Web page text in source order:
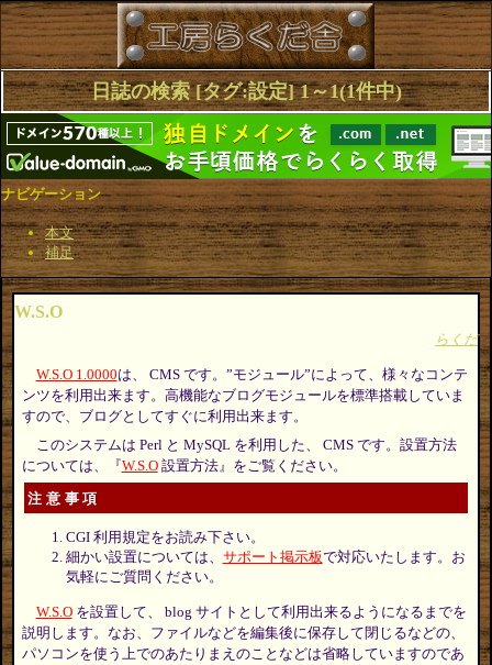
日誌の検索 [タグ:設定] 1～1(1件中)
ナビゲーション
本文
補足
W.S.O
らくだ
W.S.O 1.0000は、 CMS です。”モジュール”によって、様々なコンテ
ンツを利用出来ます。高機能なブログモジュールを標準搭載していま
すので、ブログとしてすぐに利用出来ます。
このシステムは Perl と MySQL を利用した、 CMS です。設置方法
については、『W.S.O設置方法』をご覧ください。
注意事項
CGI 利用規定をお読み下さい。
細かい設置については、 サポート掲示板で対応いたします。お
気軽にご質問ください。
W.S.Oを設置して、 blog サイトとして利用出来るようになるまでを
説明します。なお、ファイルなどを編集後に保存して閉じるなどの、
パソコンを使う上でのあたりまえのことなどは省略していますのであ